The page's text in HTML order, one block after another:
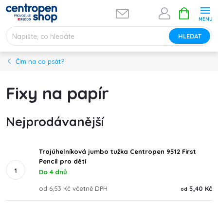
Přejít
obsah
HLEDAT
NÁKUPNÍ
KOŠÍK
Čím na co psát?
Fixy na papír
Nejprodávanější
Trojúhelníková jumbo tužka Centropen 9512 First
Pencil pro děti
Do 4 dnů
od 5,40 Kč
od 6,53 Kč včetně DPH